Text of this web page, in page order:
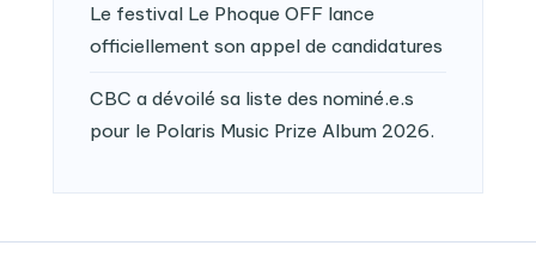
Le festival Le Phoque OFF lance
officiellement son appel de candidatures
CBC a dévoilé sa liste des nominé.e.s
pour le Polaris Music Prize Album 2026.